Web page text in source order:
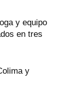
y equipo
en tres
y